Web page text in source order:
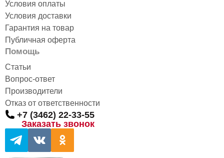
Условия оплаты
Условия доставки
Гарантия на товар
Публичная оферта
Помощь
Статьи
Вопрос-ответ
Производители
Отказ от ответственности
+7 (3462) 22-33-55
Заказать звонок